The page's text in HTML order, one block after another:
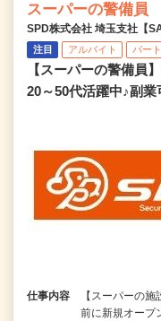
スーパーの警備員
SPD株式会社 埼玉支社【
注目 アルバイト パート
【スーパーの警備員
20～50代活躍中♪副
仕事内容
【スーパーの
前に新規オープ